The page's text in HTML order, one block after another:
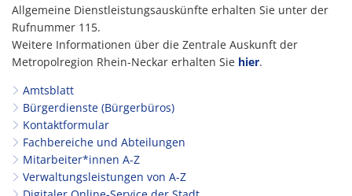
Allgemeine Dienstleistungsauskünfte erhalten Sie unter der
Rufnummer 115.
Weitere Informationen über die Zentrale Auskunft der
Metropolregion Rhein-Neckar erhalten Sie hier.
Amtsblatt
Bürgerdienste (Bürgerbüros)
Kontaktformular
Fachbereiche und Abteilungen
Mitarbeiter*innen A-Z
Verwaltungsleistungen von A-Z